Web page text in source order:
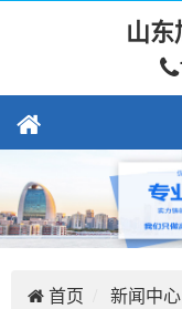
山
首页 新闻中心